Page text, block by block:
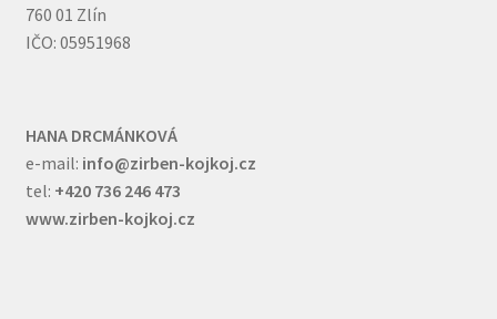
760 01 Zlín
IČO: 05951968
HANA DRCMÁNKOVÁ
e-mail: info@zirben-kojkoj.cz
tel: +420 736 246 473
www.zirben-kojkoj.cz